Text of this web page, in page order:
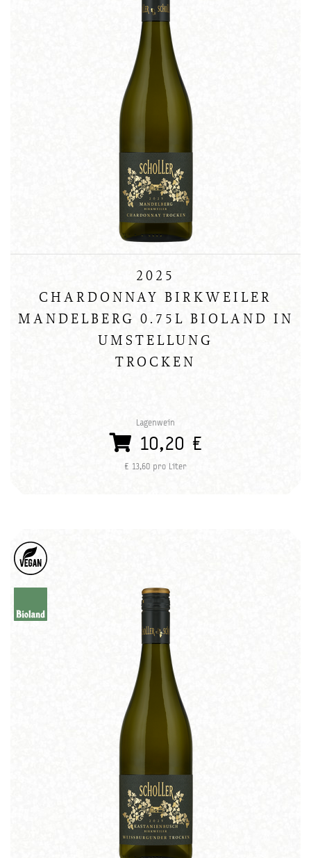
2025
CHARDONNAY BIRKWEILER
MANDELBERG 0.75L BIOLAND IN
UMSTELLUNG
TROCKEN
Lagenwein
10,20 €
€ 13,60 pro Liter